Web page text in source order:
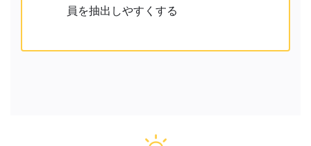
員を抽出しやすくする